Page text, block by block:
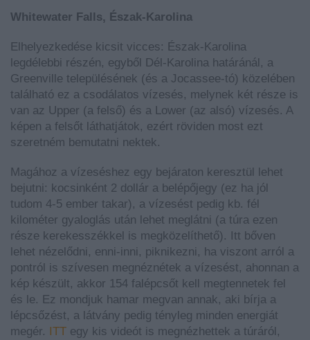
Whitewater Falls, Észak-Karolina
Elhelyezkedése kicsit vicces: Észak-Karolina
legdélebbi részén, egyből Dél-Karolina határánál, a
Greenville településének (és a Jocassee-tó) közelében
található ez a csodálatos vízesés, melynek két része is
van az Upper (a felső) és a Lower (az alsó) vízesés. A
képen a felsőt láthatjátok, ezért röviden most ezt
szeretném bemutatni nektek.
Magához a vízeséshez egy bejáraton keresztül lehet
bejutni: kocsinként 2 dollár a belépőjegy (ez ha jól
tudom 4-5 ember takar), a vízesést pedig kb. fél
kilométer gyaloglás után lehet meglátni (a túra ezen
része kerekesszékkel is megközelíthető). Itt bőven
lehet nézelődni, enni-inni, piknikezni, ha viszont arról a
pontról is szívesen megnéznétek a vízesést, ahonnan a
kép készült, akkor 154 falépcsőt kell megtennetek fel
és le. Ez mondjuk hamar megvan annak, aki bírja a
lépcsőzést, a látvány pedig tényleg minden energiát
megér.
ITT egy kis videót is megnézhettek a túráról,